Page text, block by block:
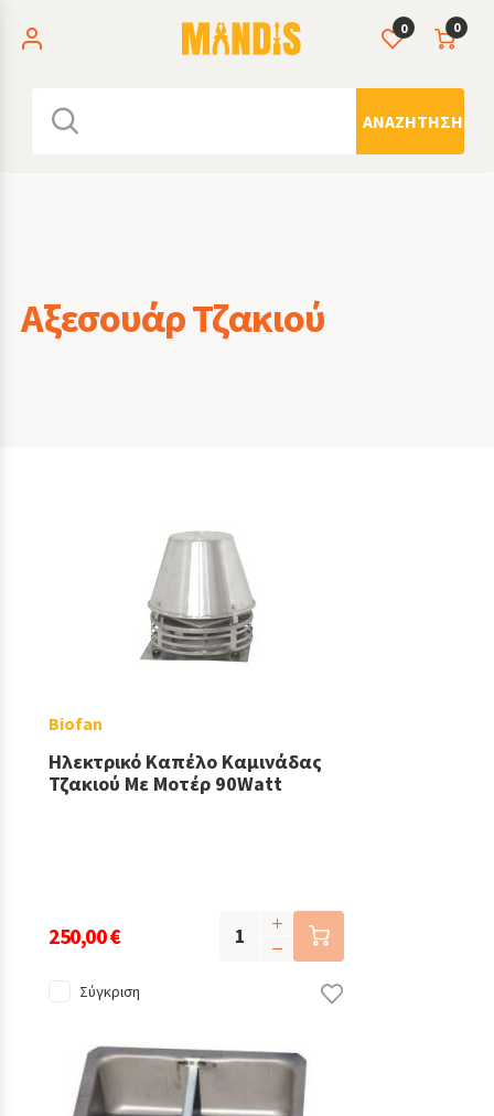
0
ΑΝΑΖΉΤΗΣΗ
0
Αξεσουάρ Τζακιού
Biofan
Ηλεκτρικό Καπέλο Καμινάδας
Τζακιού Με Μοτέρ 90Watt
250,00 €
Σύγκριση